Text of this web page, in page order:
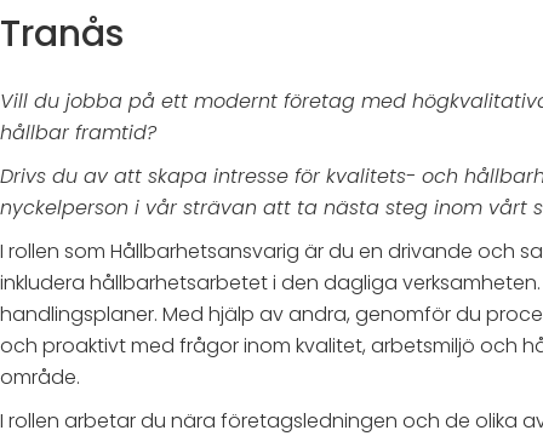
Tranås
Vill du jobba på ett modernt företag med
hållbar framtid?
Drivs du av att skapa intresse för kvalitets- och
nyckelperson i vår strävan att ta nästa steg inom vårt
I rollen som Hållbarhetsansvarig är du en drivande och
inkludera hållbarhetsarbetet i den dagliga
handlingsplaner. Med hjälp av andra, genomför du
och proaktivt med frågor inom kvalitet, arbetsmiljö och
område.
I rollen arbetar du nära företagsledningen och de olika